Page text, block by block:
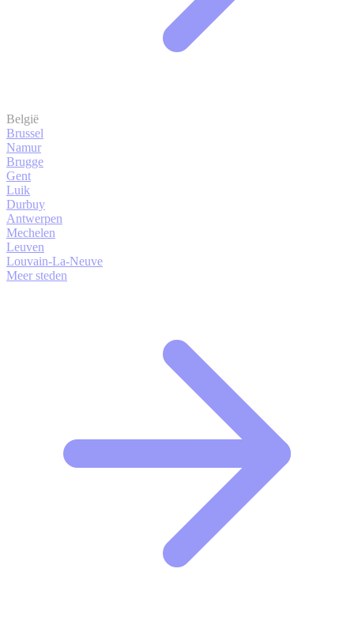
België
Brussel
Namur
Brugge
Gent
Luik
Durbuy
Antwerpen
Mechelen
Leuven
Louvain-La-Neuve
Meer steden